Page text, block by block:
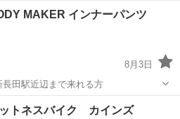
フィットネス、トレーニング
MAKER インナーパンツ
8月3日
のみ メンズ Ｌサイズ 新長田駅近辺まで来れる方
フィットネス、トレーニング
トネスバイク カインズ